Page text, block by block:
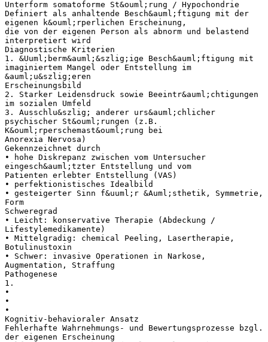
Unterform somatoforme St&ouml;rung / Hypochondrie
Definiert als anhaltende Besch&auml;ftigung mit der
eigenen k&ouml;rperlichen Erscheinung,
die von der eigenen Person als abnorm und belastend
interpretiert wird
Diagnostische Kriterien
1. &Uuml;berm&auml;&szlig;ige Besch&auml;ftigung mit
imaginiertem Mangel oder Entstellung im
&auml;u&szlig;eren
Erscheinungsbild
2. Starker Leidensdruck sowie Beeintr&auml;chtigungen
im sozialen Umfeld
3. Ausschlu&szlig; anderer urs&auml;chlicher
psychischer St&ouml;rungen (z.B.
K&ouml;rperschemast&ouml;rung bei
Anorexia Nervosa)
Gekennzeichnet durch
• hohe Diskrepanz zwischen vom Untersucher
eingesch&auml;tzter Entstellung und vom
Patienten erlebter Entstellung (VAS)
• perfektionistisches Idealbild
• gesteigerter Sinn f&uuml;r &Auml;sthetik, Symmetrie,
Form
Schweregrad
• Leicht: konservative Therapie (Abdeckung /
Lifestylemedikamente)
• Mittelgradig: chemical Peeling, Lasertherapie,
Botulinustoxin
• Schwer: invasive Operationen in Narkose,
Augmentation, Straffung
Pathogenese
1.
•
•
•
Kognitiv-behavioraler Ansatz
Fehlerhafte Wahrnehmungs- und Bewertungsprozesse bzgl.
der eigenen Erscheinung